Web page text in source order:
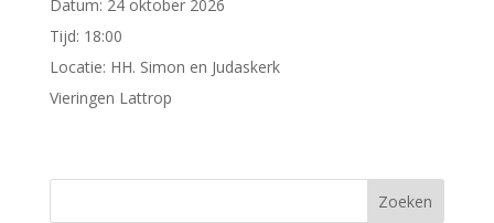
Datum: 24 oktober 2026
Tijd: 18:00
Locatie: HH. Simon en Judaskerk
Vieringen Lattrop
Zoeken